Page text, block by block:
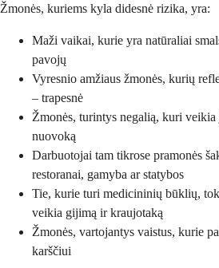
Žmonės, kuriems kyla didesnė rizika, yra:
Maži vaikai, kurie yra natūraliai
pavojų
Vyresnio amžiaus žmonės, kurių
– trapesnė
Žmonės, turintys negalią, kuri
nuovoką
Darbuotojai tam tikrose pramonės
restoranai, gamyba ar statybos
Tie, kurie turi medicininių būklių,
veikia gijimą ir kraujotaką
Žmonės, vartojantys vaistus, kurie
karščiui